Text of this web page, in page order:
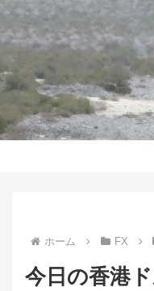
ホーム FX
今日の香港